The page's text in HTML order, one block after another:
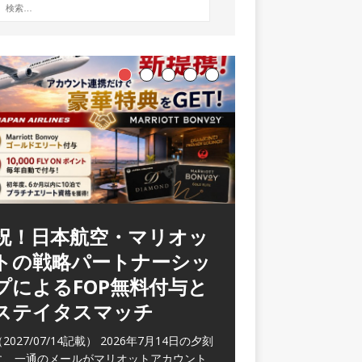
！日本航空・マリオッ
の戦略パートナーシッ
によるFOP無料付与と
テイタスマッチ
2027/07/14記載） 2026年7月14日の夕刻
、一通のメールがマリオットアカウント
ウンジ 華 那覇空港
05)
2026/06/07記載） 2026年5月下旬の平日
那覇を訪れた際に利用した。 こちらのラ
ジ
[…]